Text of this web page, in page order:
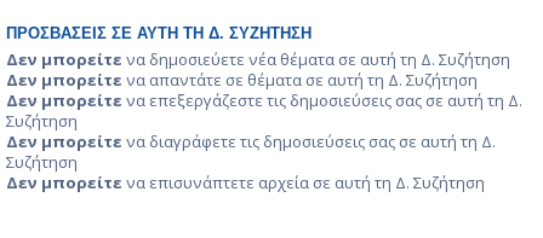
ΠΡΟΣΒΆΣΕΙΣ ΣΕ ΑΥΤΉ ΤΗ Δ. ΣΥΖΉΤΗΣΗ
Δεν μπορείτε να δημοσιεύετε νέα θέματα σε αυτή τη Δ. Συζήτηση
Δεν μπορείτε να απαντάτε σε θέματα σε αυτή τη Δ. Συζήτηση
Δεν μπορείτε να επεξεργάζεστε τις δημοσιεύσεις σας σε αυτή τη Δ.
Συζήτηση
Δεν μπορείτε να διαγράφετε τις δημοσιεύσεις σας σε αυτή τη Δ.
Συζήτηση
Δεν μπορείτε να επισυνάπτετε αρχεία σε αυτή τη Δ. Συζήτηση